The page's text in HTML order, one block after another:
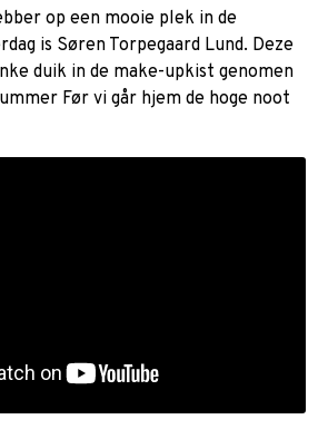
op een mooie plek in de
is Søren Torpegaard Lund. Deze
duik in de make-upkist genomen
Før vi går hjem de hoge noot